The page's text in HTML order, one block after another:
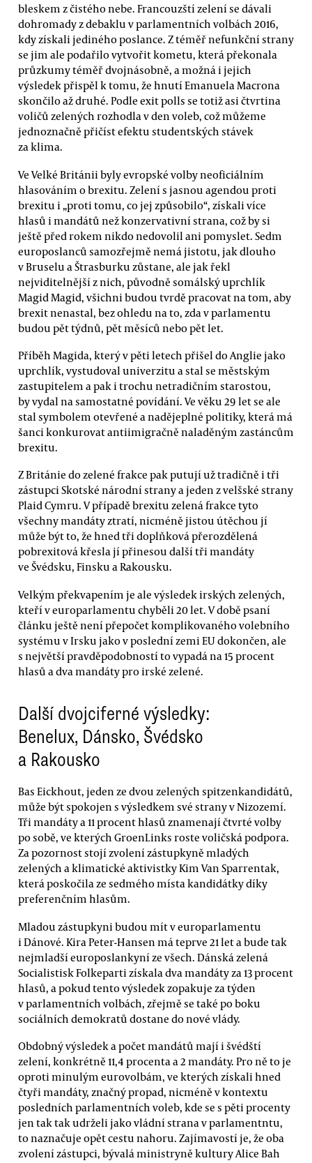
bleskem z čistého nebe. Francouzští zelení se dávali
dohromady z debaklu v parlamentních volbách 2016,
kdy získali jediného poslance. Z téměř nefunkční strany
se jim ale podařilo vytvořit kometu, která překonala
průzkumy téměř dvojnásobně, a možná i jejich
výsledek přispěl k tomu, že hnutí Emanuela Macrona
skončilo až druhé. Podle exit polls se totiž asi čtvrtina
voličů zelených rozhodla v den voleb, což můžeme
jednoznačně přičíst efektu studentských stávek
za klima.
Ve Velké Británii byly evropské volby neoficiálním
hlasováním o brexitu. Zelení s jasnou agendou proti
brexitu i „proti tomu, co jej způsobilo“, získali více
hlasů i mandátů než konzervativní strana, což by si
ještě před rokem nikdo nedovolil ani pomyslet. Sedm
europoslanců samozřejmě nemá jistotu, jak dlouho
v Bruselu a Štrasburku zůstane, ale jak řekl
nejviditelnější z nich, původně somálský uprchlík
Magid Magid, všichni budou tvrdě pracovat na tom, aby
brexit nenastal, bez ohledu na to, zda v parlamentu
budou pět týdnů, pět měsíců nebo pět let.
Příběh Magida, který v pěti letech přišel do Anglie jako
uprchlík, vystudoval univerzitu a stal se městským
zastupitelem a pak i trochu netradičním starostou,
by vydal na samostatné povídání. Ve věku 29 let se ale
stal symbolem otevřené a nadějeplné politiky, která má
šanci konkurovat antiimigračně naladěným zastáncům
brexitu.
Z Británie do zelené frakce pak putují už tradičně i tři
zástupci Skotské národní strany a jeden z velšské strany
Plaid Cymru. V případě brexitu zelená frakce tyto
všechny mandáty ztratí, nicméně jistou útěchou jí
může být to, že hned tři doplňková přerozdělená
pobrexitová křesla jí přinesou další tři mandáty
ve Švédsku, Finsku a Rakousku.
Velkým překvapením je ale výsledek irských zelených,
kteří v europarlamentu chyběli 20 let. V době psaní
článku ještě není přepočet komplikovaného volebního
systému v Irsku jako v poslední zemi EU dokončen, ale
s největší pravděpodobností to vypadá na 15 procent
hlasů a dva mandáty pro irské zelené.
Další dvojciferné výsledky:
Benelux, Dánsko, Švédsko
a Rakousko
Bas Eickhout, jeden ze dvou zelených spitzenkandidátů,
může být spokojen s výsledkem své strany v Nizozemí.
Tři mandáty a 11 procent hlasů znamenají čtvrté volby
po sobě, ve kterých GroenLinks roste voličská podpora.
Za pozornost stojí zvolení zástupkyně mladých
zelených a klimatické aktivistky Kim Van Sparrentak,
která poskočila ze sedmého místa kandidátky díky
preferenčním hlasům.
Mladou zástupkyni budou mít v europarlamentu
i Dánové. Kira Peter-Hansen má teprve 21 let a bude tak
nejmladší europoslankyní ze všech. Dánská zelená
Socialistisk Folkeparti získala dva mandáty za 13 procent
hlasů, a pokud tento výsledek zopakuje za týden
v parlamentních volbách, zřejmě se také po boku
sociálních demokratů dostane do nové vlády.
Obdobný výsledek a počet mandátů mají i švédští
zelení, konkrétně 11,4 procenta a 2 mandáty. Pro ně to je
oproti minulým eurovolbám, ve kterých získali hned
čtyři mandáty, značný propad, nicméně v kontextu
posledních parlamentních voleb, kde se s pěti procenty
jen tak tak udrželi jako vládní strana v parlamentntu,
to naznačuje opět cestu nahoru. Zajímavostí je, že oba
zvolení zástupci, bývalá ministryně kultury Alice Bah